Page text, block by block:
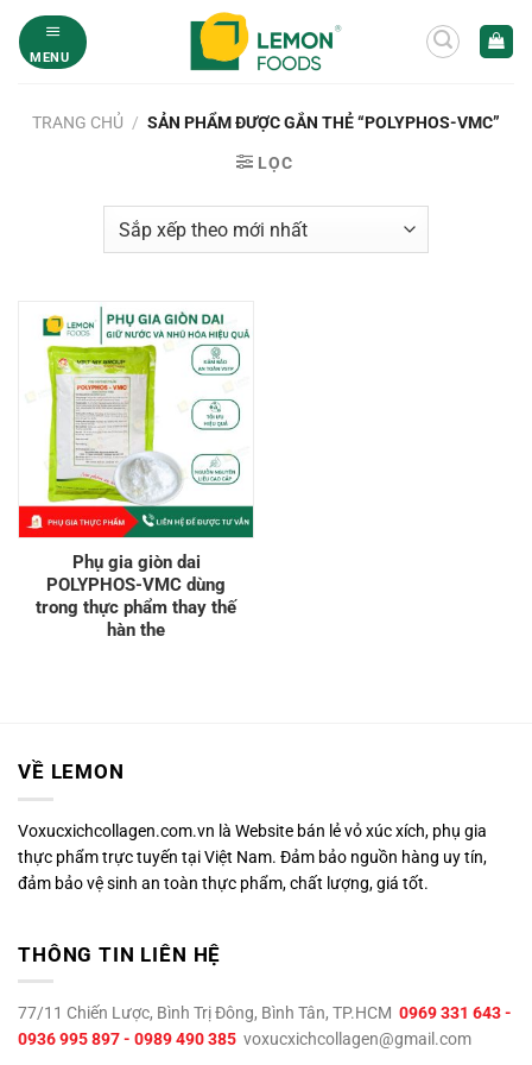
qua
MENU
TRANG CHỦ / SẢN PHẨM ĐƯỢC GẮN THẺ “POLYPHOS-VMC”
LỌC
Phụ gia giòn dai
POLYPHOS-VMC dùng
trong thực phẩm thay thế
hàn the
VỀ LEMON
Voxucxichcollagen.com.vn là Website bán lẻ vỏ xúc xích, phụ gia
thực phẩm trực tuyến tại Việt Nam. Đảm bảo nguồn hàng uy tín,
đảm bảo vệ sinh an toàn thực phẩm, chất lượng, giá tốt.
THÔNG TIN LIÊN HỆ
77/11 Chiến Lược, Bình Trị Đông, Bình Tân, TP.HCM 0969 331 643 -
0936 995 897 - 0989 490 385 voxucxichcollagen@gmail.com